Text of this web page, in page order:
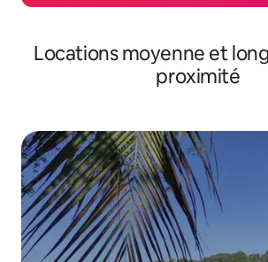
Locations moyenne et
proximité